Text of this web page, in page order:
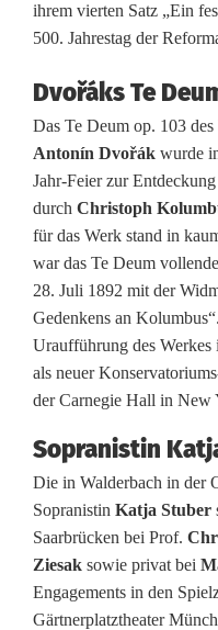
d
a
s
s
e
n
m
i
t
M
e
n
d
e
ihrem vierten Satz „Ein
500. Jahrestag der
Dvořáks Te
Das Te Deum op. 103
Antonín Dvořák wurde
Jahr-Feier zur
durch Christoph
für das Werk stand in
war das Te Deum
28. Juli 1892 mit der
Gedenkens an
Uraufführung des
als neuer
der Carnegie Hall in New
Sopranistin
Die in Walderbach in der
Sopranistin Katja Stuber
Saarbrücken bei Prof.
Ziesak sowie privat bei
Engagements in den
Gärtnerplatztheater